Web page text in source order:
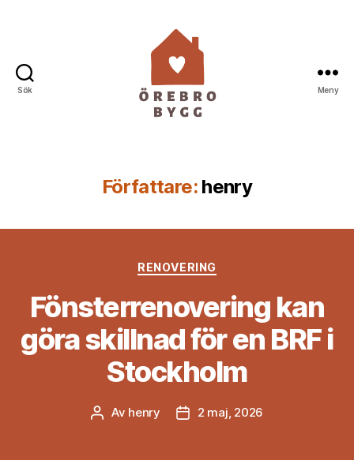
Sök Meny
Författare: henry
Kategorier
RENOVERING
Fönsterrenovering kan
göra skillnad för en BRF i
Stockholm
Inläggsförfattare
Av henry Inläggsdatum
2 maj, 2026